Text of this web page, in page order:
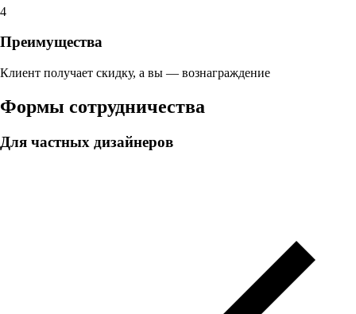
4
Преимущества
Клиент получает скидку, а вы — вознаграждение
Формы сотрудничества
Для частных дизайнеров